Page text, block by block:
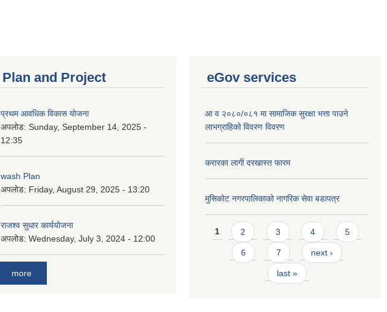
Plan and Project
प्रथम आवधिक विकास योजना
अपलोड: Sunday, September 14, 2025 -
12:35
wash Plan
अपलोड: Friday, August 29, 2025 - 13:20
राजश्व सुधार कार्ययोजना
अपलोड: Wednesday, July 3, 2024 - 12:00
more
eGov services
आ व २०८०/०८१ मा सामाजिक सुरक्षा भत्ता पाउने
लाभग्राहिको विवरण विवरण
करारका लागी दरखास्त फारम
मुसिकोट नगरपालिकाको नागरिक सेवा बडापत्र
Pages
1 2 3 4 5
6 7 next ›
last »